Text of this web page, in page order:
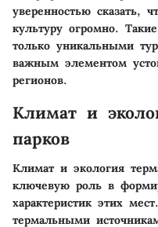
уверенностью сказать,
культуру огромно.
только уникальными
важным элементом
регионов.
Климат и
парков
Климат и экология
ключевую роль в
характеристик этих
термальными